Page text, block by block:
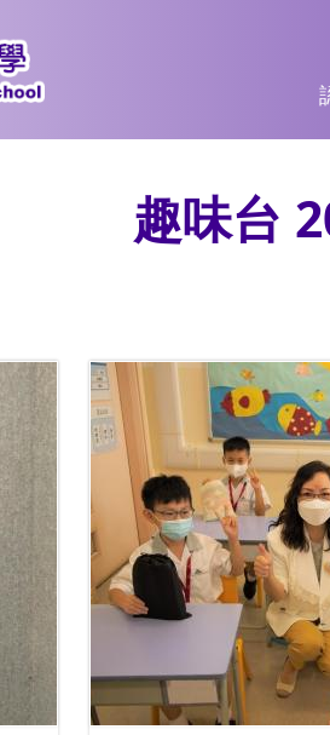
趣味台